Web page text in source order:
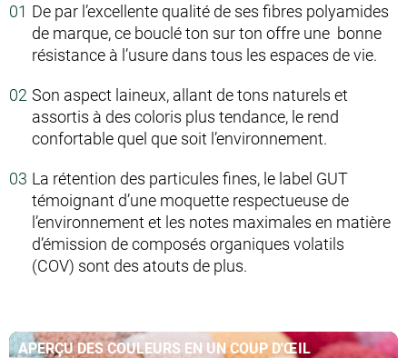
De par l’excellente qualité de ses fibres polyamides
de marque, ce bouclé ton sur ton offre une bonne
résistance à l’usure dans tous les espaces de vie.
Son aspect laineux, allant de tons naturels et
assortis à des coloris plus tendance, le rend
confortable quel que soit l’environnement.
La rétention des particules fines, le label GUT
témoignant d’une moquette respectueuse de
l’environnement et les notes maximales en matière
d’émission de composés organiques volatils
(COV) sont des atouts de plus.
APERÇU DES COULEURS EN UN COUP D'ŒIL